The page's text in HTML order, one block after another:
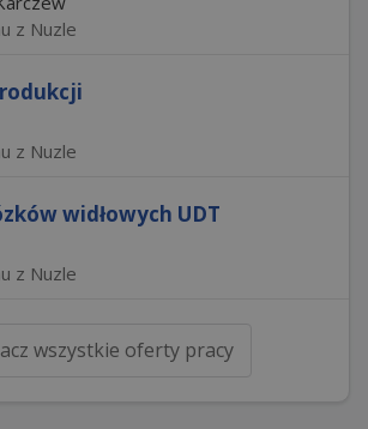
z Nuzle
z Nuzle
widłowych UDT
z Nuzle
wszystkie oferty pracy